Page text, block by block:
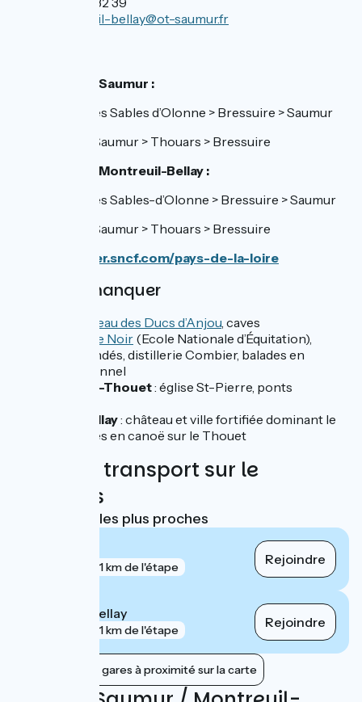
reuil-bellay@ot-saumur.fr
Gare de Saumur :
TER ligne 14 Les Sables d’Olonne > Bressuire > Saumur
TER ligne 10 , Saumur > Thouars > Bressuire
Gare de Montreuil-Bellay :
TER ligne 14 Les Sables-d’Olonne > Bressuire > Saumur
TER ligne 10 , Saumur > Thouars > Bressuire
https://www.ter.sncf.com/pays-de-la-loire
À ne pas manquer
château des Ducs d’Anjou, caves
Cadre Noir (Ecole Nationale d’Équitation),
musée des Blindés, distillerie Combier, balades en
bateau traditionnel
Artannes-sur-Thouet: église St-Pierre, ponts
Montreuil-Bellay: château et ville fortifiée dominant le
Thouet, balades en canoë sur le Thouet
Trains et transport sur le
parcours
Gares SNCF les plus proches
1 km de l'étape Rejoindre
Montreuil-Bellay
1 km de l'étape Rejoindre
Afficher les gares à proximité sur la carte